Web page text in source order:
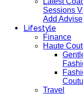
Sessions
Add Advise
Lifestyle
Finance
Haute
Travel